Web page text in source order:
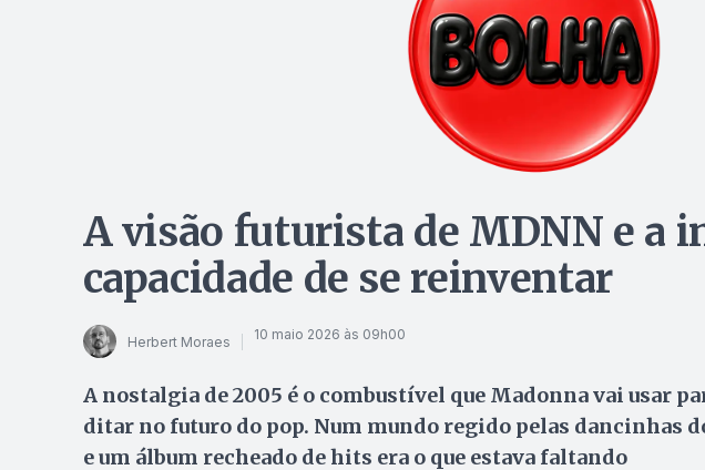
A visão futurista de MDNN e a
capacidade de se reinventar
Herbert Moraes 10 maio 2026 às 09h00
A nostalgia de 2005 é o combustível que Madonna vai usar
ditar no futuro do pop. Num mundo regido pelas dancinhas
e um álbum recheado de hits era o que estava faltando